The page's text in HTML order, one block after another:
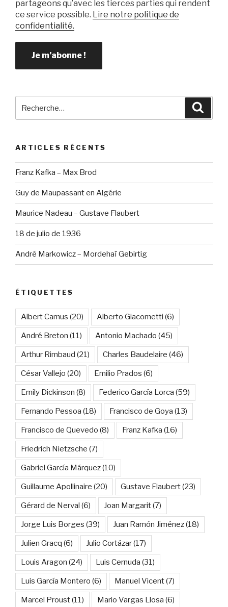
partageons qu’avec les tierces parties qui rendent
ce service possible. Lire notre politique de
confidentialité.
ARTICLES RÉCENTS
Franz Kafka – Max Brod
Guy de Maupassant en Algérie
Maurice Nadeau – Gustave Flaubert
18 de julio de 1936
André Markowicz – Mordehaï Gebirtig
ÉTIQUETTES
Albert Camus (20) Alberto Giacometti (6)
André Breton (11) Antonio Machado (45)
Arthur Rimbaud (21) Charles Baudelaire (46)
César Vallejo (20) Emilio Prados (6)
Emily Dickinson (8) Federico García Lorca (59)
Fernando Pessoa (18) Francisco de Goya (13)
Francisco de Quevedo (8) Franz Kafka (16)
Friedrich Nietzsche (7)
Gabriel García Márquez(10)
Guillaume Apollinaire (20) Gustave Flaubert(23)
Gérard de Nerval (6) Joan Margarit(7)
Jorge Luis Borges (39) Juan Ramón Jiménez(18)
Julien Gracq (6) Julio Cortázar(17)
Louis Aragon (24) Luis Cernuda (31)
Luis García Montero (6) Manuel Vicent(7)
Marcel Proust(11) Mario Vargas Llosa (6)